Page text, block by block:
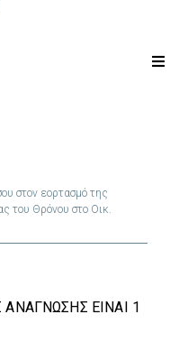
στον εορτασμό της
του Θρόνου στο Οικ.
ΕΊΝΑΙ 1